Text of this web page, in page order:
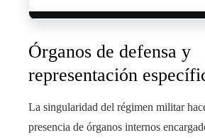
Órganos de defensa y
representación
La singularidad del régimen militar
presencia de órganos internos